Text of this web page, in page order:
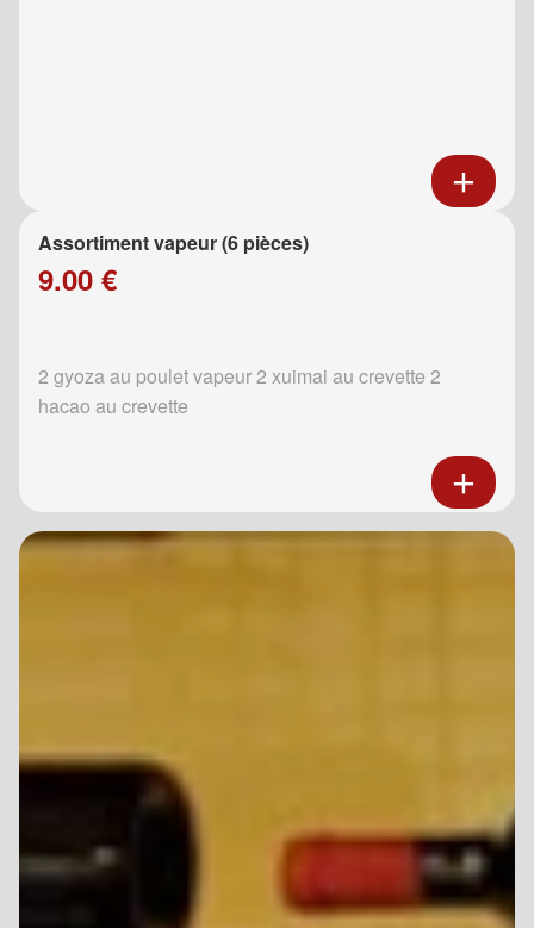
Assortiment vapeur (6 pièces)
9.00 €
2 gyoza au poulet vapeur 2 xuimai au crevette 2
hacao au crevette